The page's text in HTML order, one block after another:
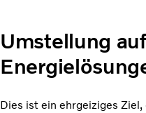
Umstellung
Dies ist ein ehrgeiziges